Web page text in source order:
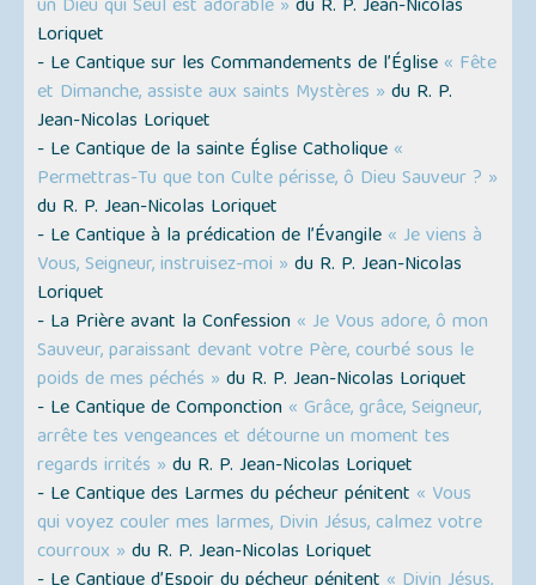
un Dieu qui Seul est adorable » du R. P. Jean-Nicolas
Loriquet
- Le Cantique sur les Commandements de l’Église « Fête
et Dimanche, assiste aux saints Mystères » du R. P.
Jean-Nicolas Loriquet
- Le Cantique de la sainte Église Catholique «
Permettras-Tu que ton Culte périsse, ô Dieu Sauveur ? »
du R. P. Jean-Nicolas Loriquet
- Le Cantique à la prédication de l’Évangile « Je viens à
Vous, Seigneur, instruisez-moi » du R. P. Jean-Nicolas
Loriquet
- La Prière avant la Confession « Je Vous adore, ô mon
Sauveur, paraissant devant votre Père, courbé sous le
poids de mes péchés » du R. P. Jean-Nicolas Loriquet
- Le Cantique de Componction « Grâce, grâce, Seigneur,
arrête tes vengeances et détourne un moment tes
regards irrités » du R. P. Jean-Nicolas Loriquet
- Le Cantique des Larmes du pécheur pénitent « Vous
qui voyez couler mes larmes, Divin Jésus, calmez votre
courroux » du R. P. Jean-Nicolas Loriquet